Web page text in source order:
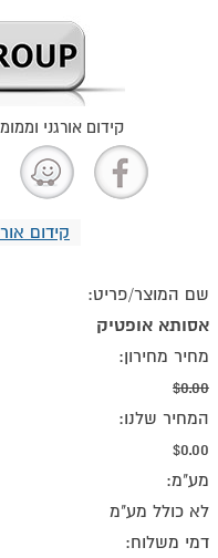
קידום
קידום אורגני
שם המוצר/פריט:
אסותא אופטיק
מחיר מחירון:
$0.00
המחיר שלנו:
$0.00
מע"מ:
לא כולל מע"מ
דמי משלוח: